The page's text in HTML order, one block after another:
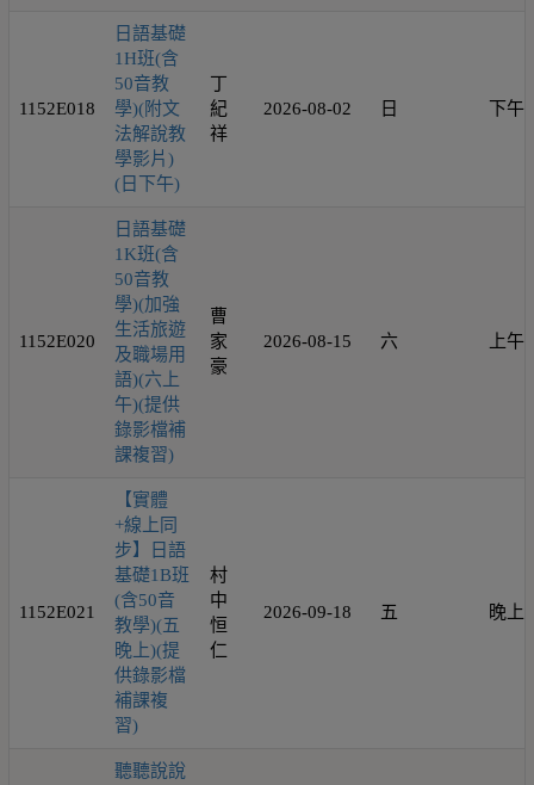
1152E018
日語基礎
1H班(含
50音教
學)(附文
法解說教
學影片)
(日下午)
丁
紀
祥
2026-08-02 日 下午
1152E020
日語基礎
1K班(含
50音教
學)(加強
生活旅遊
及職場用
語)(六上
午)(提供
錄影檔補
課複習)
曹
家
豪
2026-08-15 六 上午
1152E021
【實體
+線上同
步】日語
基礎1B班
(含50音
教學)(五
晚上)(提
供錄影檔
補課複
習)
村
中
恒
仁
2026-09-18 五 晚上
聽聽說說